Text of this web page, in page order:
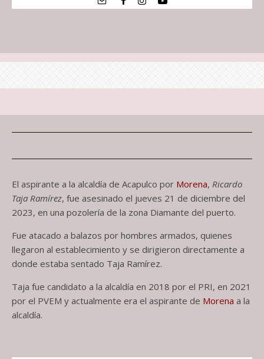
Ricardo Taja Ramírez
Amapola Periodismo Transgresor · Candidatos
·
El aspirante a la alcaldía de Acapulco por Morena, Ricardo
Taja Ramírez, fue asesinado el jueves 21 de diciembre del
2023, en una pozolería de la zona Diamante del puerto.
Fue atacado a balazos por hombres armados, quienes
llegaron al establecimiento y se dirigieron directamente a
donde estaba sentado Taja Ramírez.
Taja fue candidato a la alcaldía en 2018 por el PRI, en 2021
por el PVEM y actualmente era el aspirante de Morena a la
alcaldía.